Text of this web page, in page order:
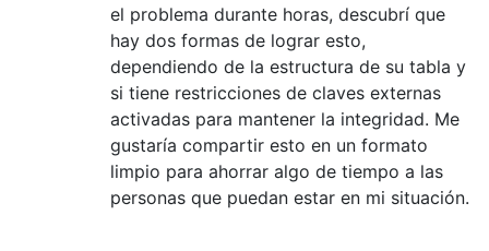
el problema durante horas, descubrí que
hay dos formas de lograr esto,
dependiendo de la estructura de su tabla y
si tiene restricciones de claves externas
activadas para mantener la integridad. Me
gustaría compartir esto en un formato
limpio para ahorrar algo de tiempo a las
personas que puedan estar en mi situación.